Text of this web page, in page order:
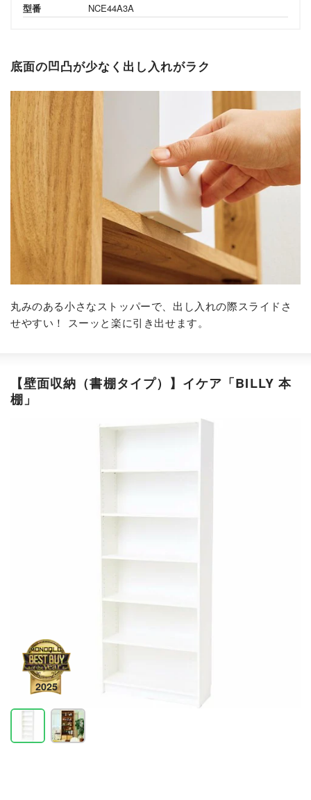
型番
NCE44A3A
底面の凹凸が少なく出し入れがラク
丸みのある小さなストッパーで、出し入れの際スライドさ
せやすい！ スーッと楽に引き出せます。
【壁面収納（書棚タイプ）】 イケア「BILLY 本
棚」